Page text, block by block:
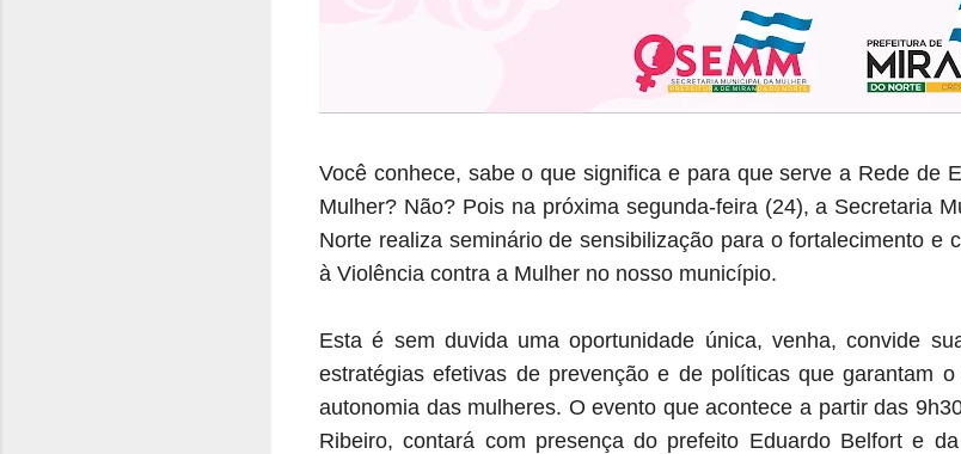
Você conhece, sabe o que significa e para que serve a Rede de
Mulher? Não? Pois na próxima segunda-feira (24), a Secretaria
Norte realiza seminário de sensibilização para o fortalecimento e
à Violência contra a Mulher no nosso município.
Esta é sem duvida uma oportunidade única, venha, convide
estratégias efetivas de prevenção e de políticas que garantam
autonomia das mulheres. O evento que acontece a partir das
Ribeiro, contará com presença do prefeito Eduardo Belfort e